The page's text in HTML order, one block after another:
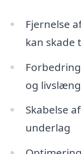
Fjernelse
kan
og
Skabelse
underlag